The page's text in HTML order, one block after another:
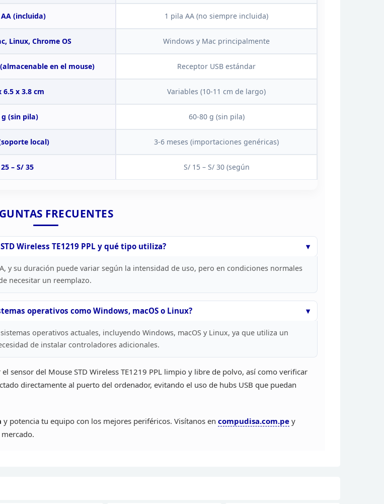
(incluida) 1 pila AA (no siempre incluida)
Linux, Chrome OS Windows y Mac principalmente
en el mouse) Receptor USB estándar
6.5 x 3.8 cm Variables (10-11 cm de largo)
g (sin pila) 60-80 g (sin pila)
local) 3-6 meses (importaciones genéricas)
– S/ 35 S/ 15 – S/ 30(según
FRECUENTES
Wireless TE1219 PPL y qué tipo utiliza?
y su duración puede variar según la intensidad de uso, pero en condiciones normales
necesitar un reemplazo.
operativos como Windows, macOS o Linux?
operativos actuales, incluyendo Windows, macOS y Linux, ya que utiliza un
de instalar controladores adicionales.
sensor del Mouse STD Wireless TE1219 PPL limpio y libre de polvo, así como verificar
directamente al puerto del ordenador, evitando el uso de hubs USB que puedan
y potencia tu equipo con los mejores periféricos. Visítanos en compudisa.com.pe y
mercado.